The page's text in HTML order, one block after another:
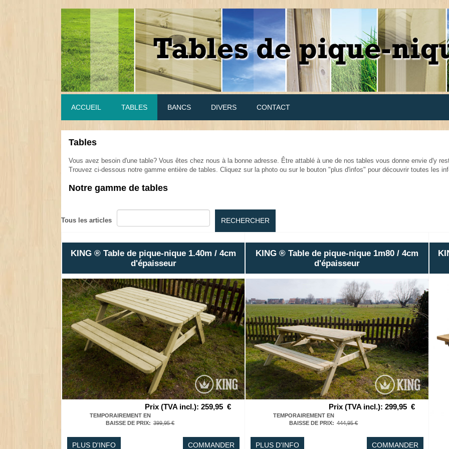
ACCUEIL TABLES BANCS DIVERS CONTACT
Tables
Vous avez besoin d'une table? Vous êtes chez nous à la bonne adresse. Être attablé à une de nos tables vous donne envie d'y
Trouvez ci-dessous notre gamme entière de tables. Cliquez sur la photo ou sur le bouton "plus d'infos" pour découvrir toutes les
Notre gamme de tables
Tous les articles RECHERCHER
KING ® Table de pique-nique 1.40m / 4cm
d'épaisseur
Prix (TVA incl.):259,95 €
TEMPORAIREMENT EN
BAISSE DE PRIX: 399,95 €
PLUS D'INFO COMMANDER
KING ® Table de pique-nique 1m80 / 4cm
d'épaisseur
Prix (TVA incl.): 299,95 €
TEMPORAIREMENT EN
BAISSE DE PRIX: 444,95 €
PLUS D'INFO COMMANDER